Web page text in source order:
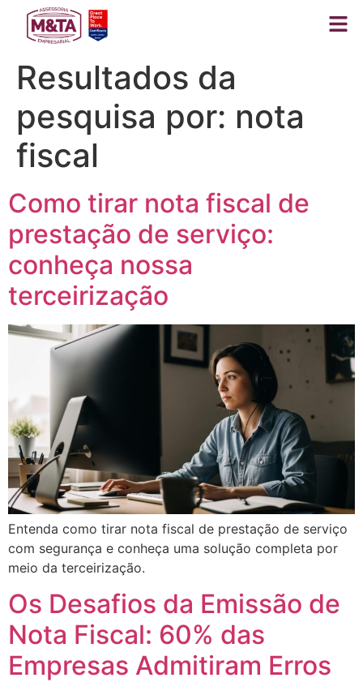
Resultados da
pesquisa por: nota
fiscal
Como tirar nota fiscal de
prestação de serviço:
conheça nossa
terceirização
Entenda como tirar nota fiscal de prestação de serviço
com segurança e conheça uma solução completa por
meio da terceirização.
Os Desafios da Emissão de
Nota Fiscal: 60% das
Empresas Admitiram Erros